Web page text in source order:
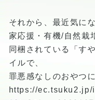
それから、最近気に
家応援・有機/自然栽
同梱されている「す
イルで、
罪悪感なしのおやつ
https://